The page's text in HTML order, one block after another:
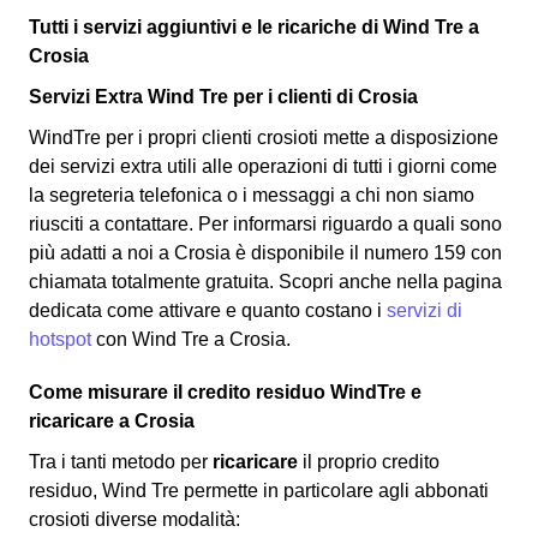
Tutti i servizi aggiuntivi e le ricariche di Wind Tre a
Crosia
Servizi Extra Wind Tre per i clienti di Crosia
WindTre per i propri clienti crosioti mette a disposizione
dei servizi extra utili alle operazioni di tutti i giorni come
la segreteria telefonica o i messaggi a chi non siamo
riusciti a contattare. Per informarsi riguardo a quali sono
più adatti a noi a Crosia è disponibile il numero 159 con
chiamata totalmente gratuita. Scopri anche nella pagina
dedicata come attivare e quanto costano i servizi di
hotspotcon Wind Tre a Crosia.
Come misurare il credito residuo WindTre e
ricaricare a Crosia
Tra i tanti metodo per ricaricare il proprio credito
residuo, Wind Tre permette in particolare agli abbonati
crosioti diverse modalità: